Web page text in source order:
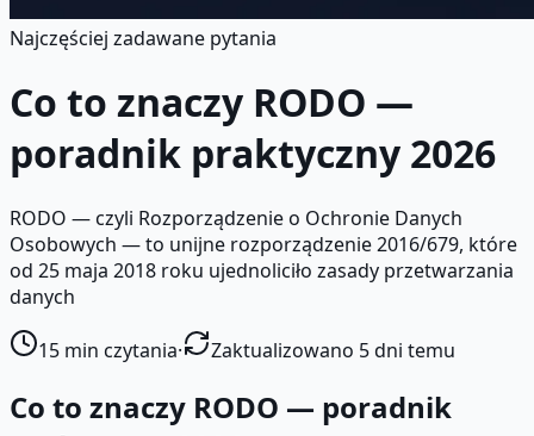
Najczęściej zadawane pytania
Co to znaczy RODO —
poradnik praktyczny 2026
RODO — czyli Rozporządzenie o Ochronie Danych
Osobowych — to unijne rozporządzenie 2016/679, które
od 25 maja 2018 roku ujednoliciło zasady przetwarzania
danych
15 min czytania· Zaktualizowano 5 dni temu
Co to znaczy RODO — poradnik